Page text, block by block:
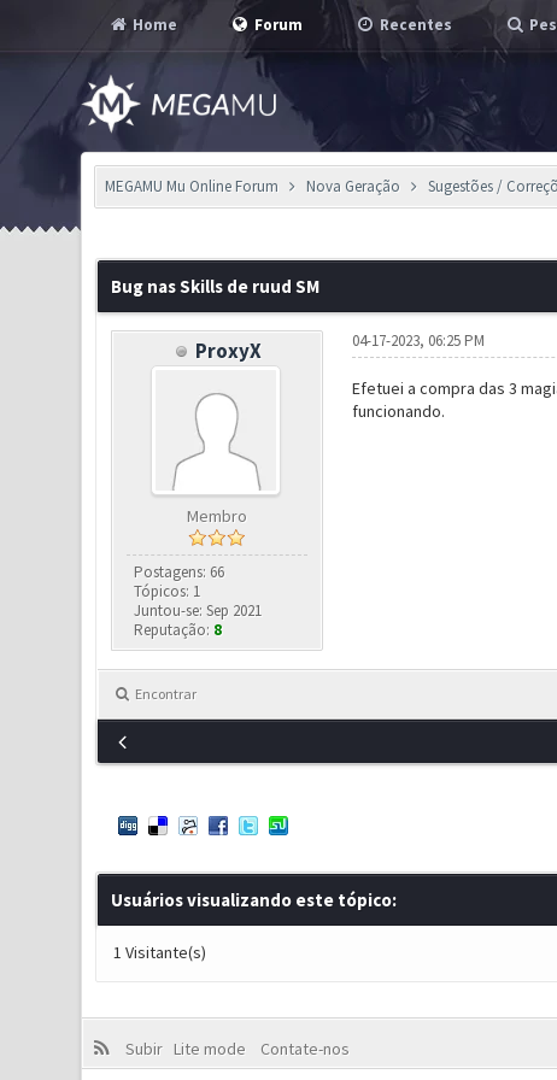
Home Forum Recentes
MEGAMU Mu Online Forum Nova Geração Sugestões /
Bug nas Skills de ruud SM
ProxyX
Membro
Postagens: 66
Tópicos: 1
Juntou-se: Sep 2021
Reputação: 8
04-17-2023, 06:25 PM
Efetuei a compra das 3
funcionando.
Encontrar
Usuários visualizando este tópico:
1 Visitante(s)
Subir Lite mode
Contate-nos